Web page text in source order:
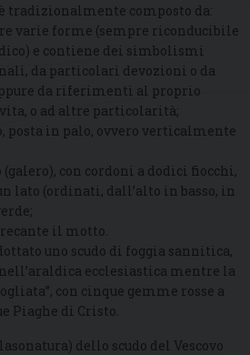
tradizionalmente composto da:
varie forme (sempre riconducibile
e contiene dei simbolismi
da particolari devozioni o da
da riferimenti al proprio
o ad altre particolarità;
posta in palo, ovvero verticalmente
con cordoni a dodici fiocchi,
lato (ordinati, dall’alto in basso, in
il motto.
uno scudo di foggia sannitica,
ecclesiastica mentre la
con cinque gemme rosse a
Piaghe di Cristo.
dello scudo del Vescovo